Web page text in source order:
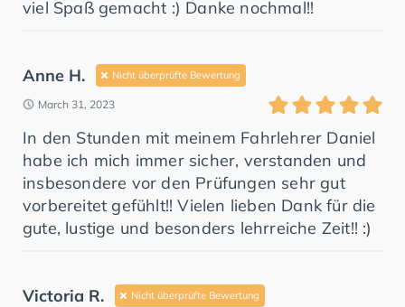
viel Spaß gemacht :) Danke nochmal!!
Anne H. Nicht überprüfte Bewertung
March 31, 2023
In den Stunden mit meinem Fahrlehrer Daniel
habe ich mich immer sicher, verstanden und
insbesondere vor den Prüfungen sehr gut
vorbereitet gefühlt!! Vielen lieben Dank für die
gute, lustige und besonders lehrreiche Zeit!! :)
Victoria R. Nicht überprüfte Bewertung